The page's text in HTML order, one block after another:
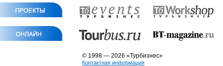
© 1998 — 2026 «Турбизнес»
Контактная информация